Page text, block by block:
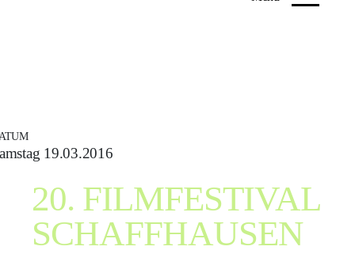
19.03.2016
20. FILMFESTIVAL
SCHAFFHAUSEN